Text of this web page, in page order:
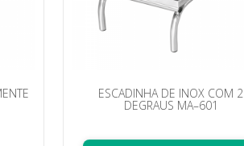
ESCADINHA DE INOX COM 2
DEGRAUS MA–601